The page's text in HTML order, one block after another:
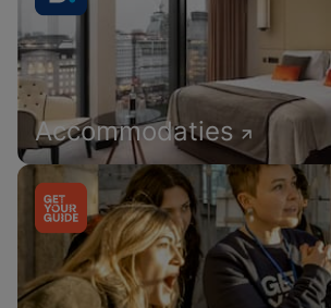
Accommodaties